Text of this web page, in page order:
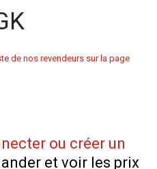
de nos revendeurs sur la page
ou créer un
et voir les prix